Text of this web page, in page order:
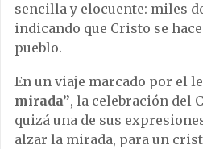
sencilla y elocuente: miles
indicando que Cristo se
pueblo.
En un viaje marcado por el
mirada”, la celebración del
quizá una de sus
alzar la mirada, para un